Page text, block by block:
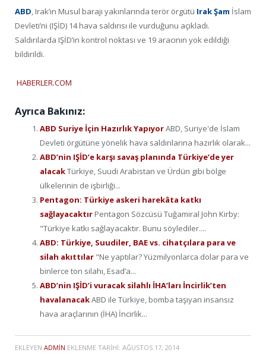
ABD, Irak’ın Musul barajı yakınlarında terör örgütü IrakŞam İslam
Devleti’ni (IŞİD) 14 hava saldırısı ile vurduğunu açıkladı.
Saldırılarda IŞİD’in kontrol noktası ve 19 aracının yok edildiği
bildirildi.
HABERLER.COM
Ayrıca Bakınız:
ABD Suriye İçin Hazırlık YapıyorABD, Suriye'de İslam
Devleti örgütüne yönelik hava saldırılarına hazırlık olarak...
ABD’nin IŞİD’e karşı savaş planında Türkiye’de yer
alacakTürkiye, Suudi Arabistan ve Ürdün gibi bölge
ülkelerinin de işbirliği...
Pentagon: Türkiye askeri harekâta katkı
sağlayacaktır Pentagon Sözcüsü Tuğamiral John Kirby:
"Türkiye katkı sağlayacaktır. Bunu söylediler....
ABD: Türkiye, Suudiler, BAE vs. cihatçılara para ve
silah akıttılar "Ne yaptılar? Yüzmilyonlarca dolar para ve
binlerce ton silahı, Esad’a...
ABD’nin IŞİD’i vuracak silahlı İHA’ları İncirlik’ten
havalanacakABD ile Türkiye, bomba taşıyan insansız
hava araçlarının (İHA) İncirlik...
EKLEYEN ADMIN EKLENME TARIHI: AĞUSTOS 17, 2014